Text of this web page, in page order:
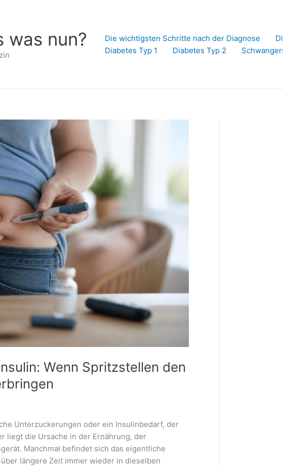
was nun? Die wichtigsten Schritte nach der Diagnose
Diabetes Typ 1
Diabetes Typ 2
Wenn Spritzstellen den
Unterzuckerungen oder ein Insulinbedarf, der
liegt die Ursache in der Ernährung, der
Manchmal befindet sich das eigentliche
längere Zeit immer wieder in dieselben